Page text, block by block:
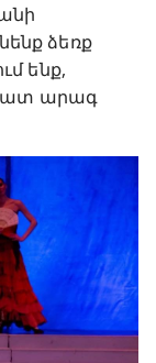
ձեռք
ենք,
շատ արագ